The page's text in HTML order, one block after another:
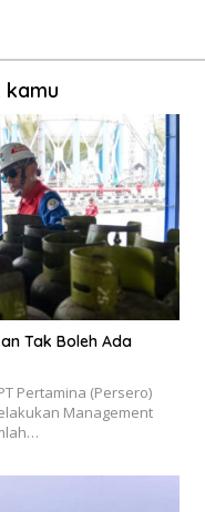
kamu
Tak Boleh Ada
Pertamina (Persero)
Management